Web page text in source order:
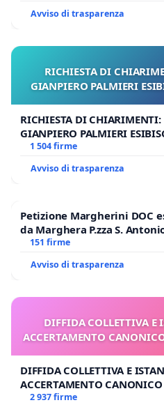
Avviso di trasparenza
RICHIESTA DI
GIANPIERO PALMIERI
RICHIESTA DI CHIARIMENTI:
GIANPIERO PALMIERI
1 504 firme
Avviso di trasparenza
Petizione Margherini DOC
da Marghera P.zza S.
Polo tariffa a € 1,50
151 firme
Avviso di trasparenza
DIFFIDA COLLETTIVA E
ACCERTAMENTO
DIFFIDA COLLETTIVA E
ACCERTAMENTO
2 937 firme